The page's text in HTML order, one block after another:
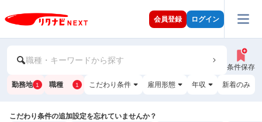
会員登録 ログイン
職種・キーワードから探す
条件保存
勤務地 1 職種 1 こだわり条件 雇用形態 年収 新着のみ
こだわり条件の追加設定を忘れていませんか？